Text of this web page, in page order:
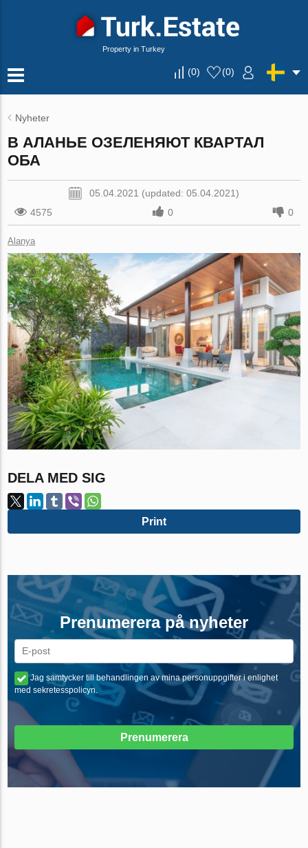
Property in Turkey
(0) (0)
Nyheter
В АЛАНЬЕ ОЗЕЛЕНЯЮТ КВАРТАЛ
ОБА
05.04.2021 (updated: 05.04.2021)
4575
0 0
Alanya
DELA MED SIG
Print
Prenumerera på nyheter
Jag samtycker till behandlingen av mina personuppgifter i enlighet
med sekretesspolicyn.
Prenumerera